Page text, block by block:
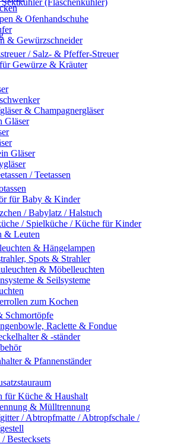
(Flaschenkühler)
& Ofenhandschuhe
& Gewürzschneider
/ Salz- & Pfeffer-Streuer
Gewürze & Kräuter
& Champagnergläser
Gläser
Gläser
/ Teetassen
für Baby & Kinder
/ Babylatz / Halstuch
/ Spielküche / Küche für Kinder
& Leuten
& Hängelampen
Spots & Strahler
& Möbelleuchten
& Seilsysteme
zum Kochen
Schmortöpfe
Raclette & Fondue
& -ständer
& Pfannenständer
für Küche & Haushalt
& Mülltrennung
/ Abtropfmatte / Abtropfschale /
Bestecksets